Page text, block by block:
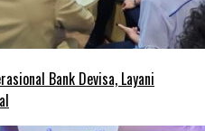
Bank Devisa, Layani